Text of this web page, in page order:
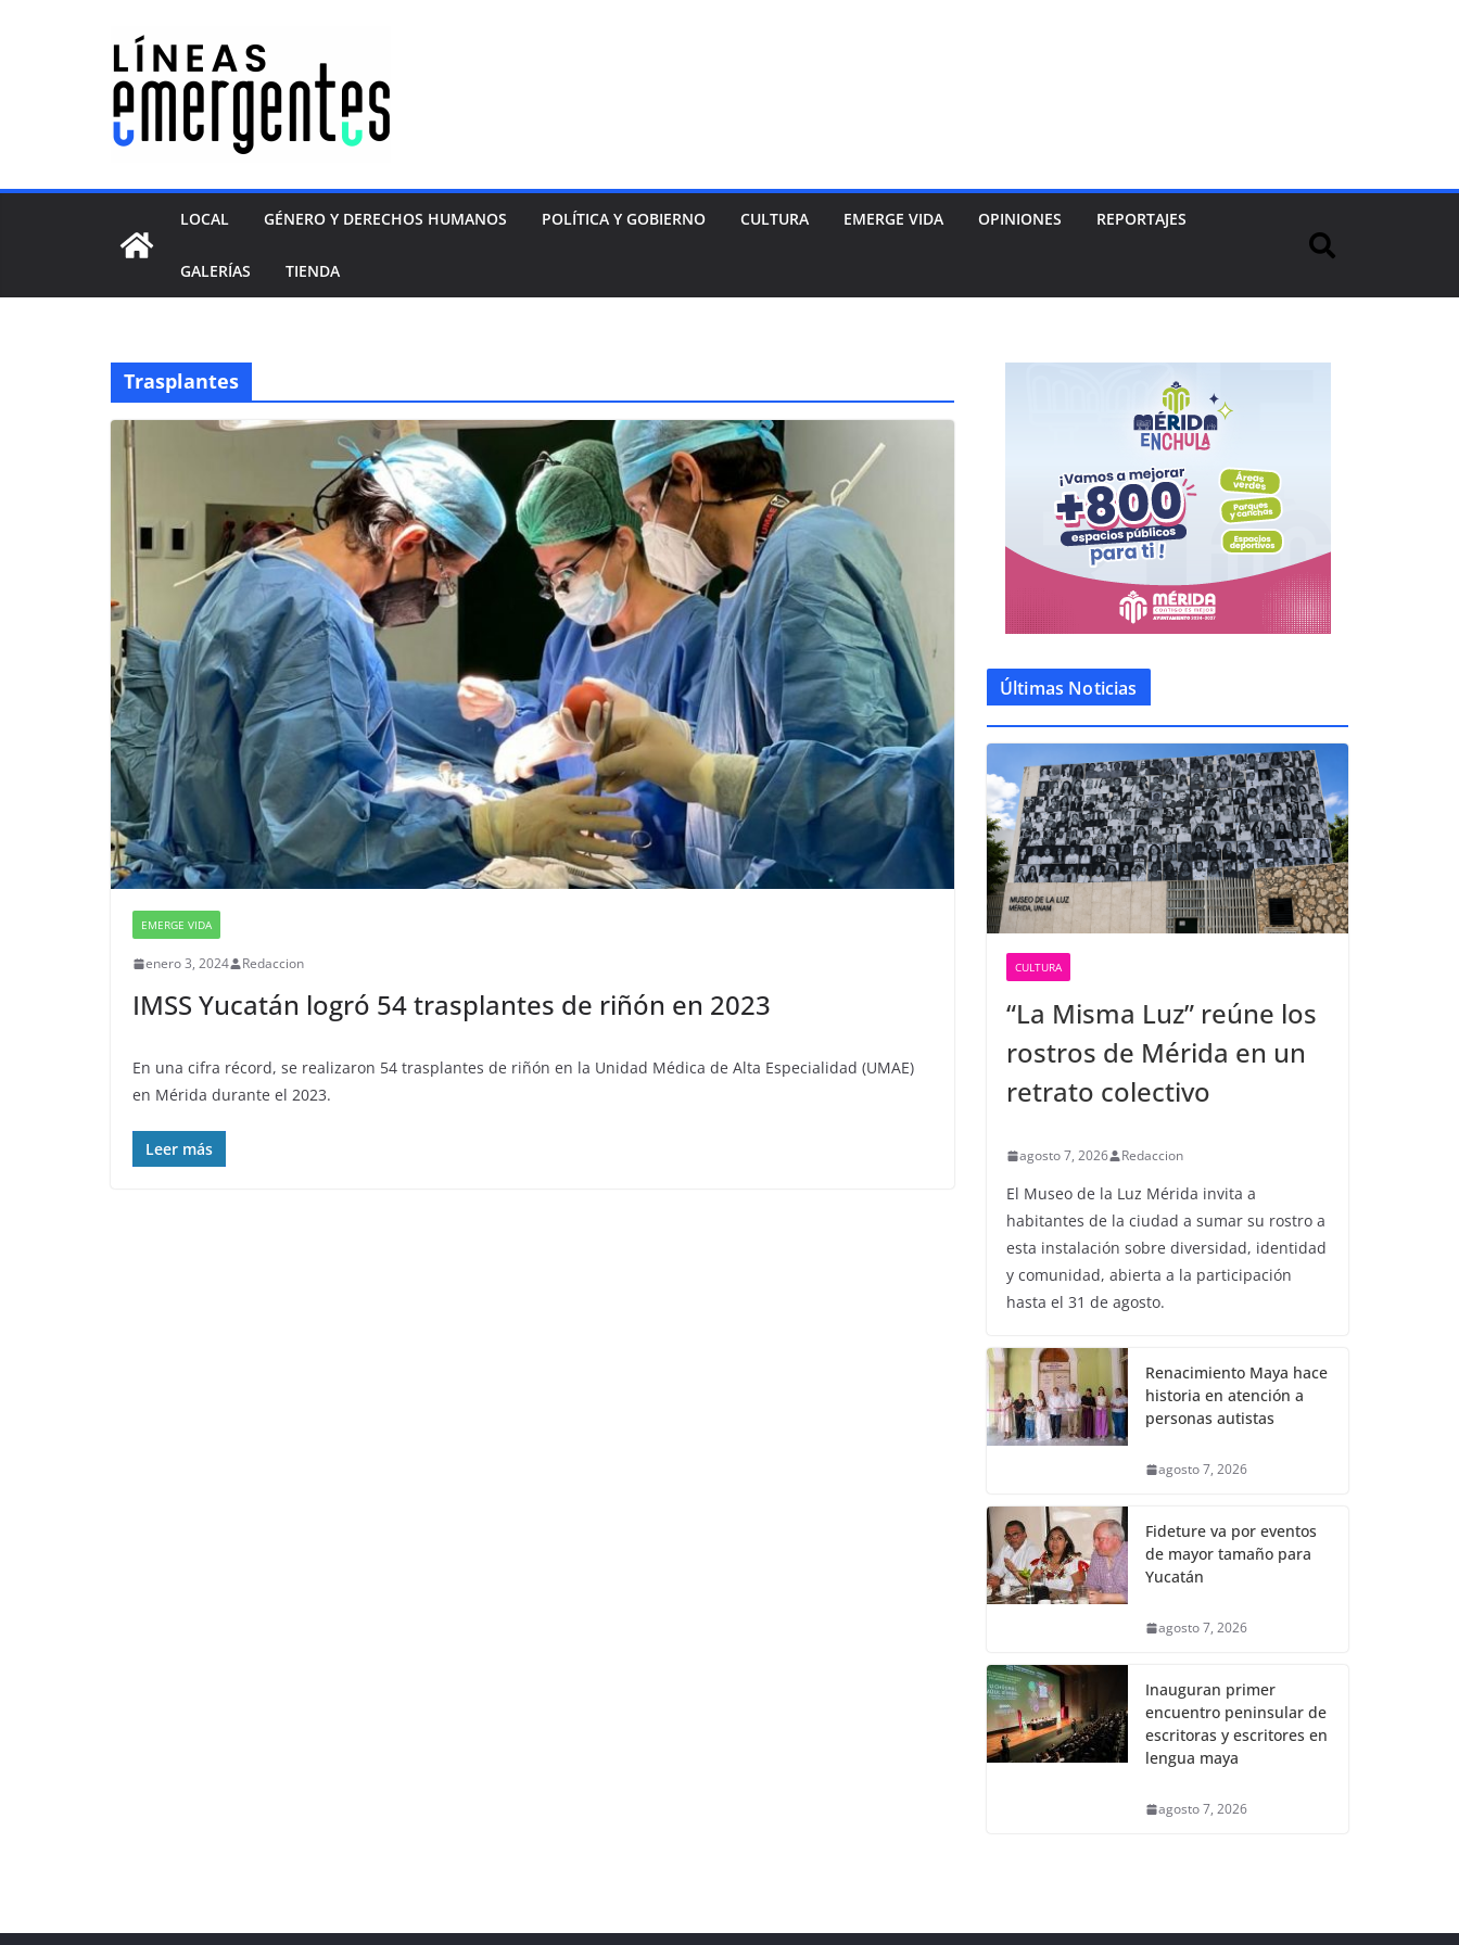
LOCAL GÉNERO Y DERECHOS HUMANOS POLÍTICA Y GOBIERNO CULTURA EMERGE VIDA OPINIONES REPORTAJES
GALERÍAS TIENDA
Trasplantes
EMERGE VIDA
enero 3, 2024 Redaccion
IMSS Yucatán logró 54 trasplantes de riñón en 2023
En una cifra récord, se realizaron 54 trasplantes de riñón en la Unidad Médica de Alta Especialidad (UMAE)
en Mérida durante el 2023.
Leer más
Últimas Noticias
CULTURA
“La Misma Luz” reúne los
rostros de Mérida en un
retrato colectivo
agosto 7, 2026 Redaccion
El Museo de la Luz Mérida invita a
habitantes de la ciudad a sumar su rostro a
esta instalación sobre diversidad, identidad
y comunidad, abierta a la participación
hasta el 31 de agosto.
Renacimiento Maya hace
historia en atención a
personas autistas
agosto 7, 2026
Fideture va por eventos
de mayor tamaño para
Yucatán
agosto 7, 2026
Inauguran primer
encuentro peninsular de
escritoras y escritores en
lengua maya
agosto 7, 2026